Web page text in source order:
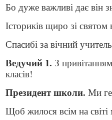
Бо дуже важливі дає він
Істориків щиро зі святом
Спасибі за вічний
Ведучий 1. З
класів!
Президент школи.Ми
Щоб жилося всім на